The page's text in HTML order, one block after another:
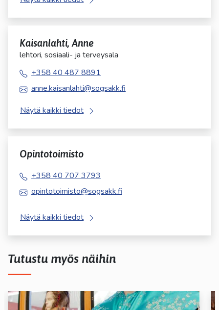
Kaisanlahti, Anne
lehtori, sosiaali- ja terveysala
+358 40 487 8891
anne.kaisanlahti@sogsakk.fi
Näytä kaikki tiedot
Opintotoimisto
+358 40 707 3793
opintotoimisto@sogsakk.fi
Näytä kaikki tiedot
Tutustu myös näihin